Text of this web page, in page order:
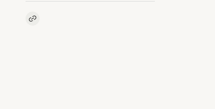
Kopieer link naar artikel